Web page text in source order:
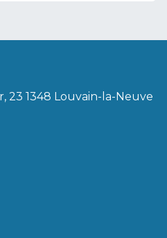
23 1348 Louvain-la-Neuve